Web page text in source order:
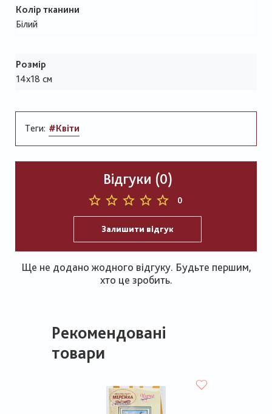
Колір тканини
Білий
Розмір
14х18 см
Теги: #Квіти
Відгуки (0)
0
Залишити відгук
Ще не додано жодного відгуку. Будьте першим,
хто це зробить.
Рекомендовані
товари